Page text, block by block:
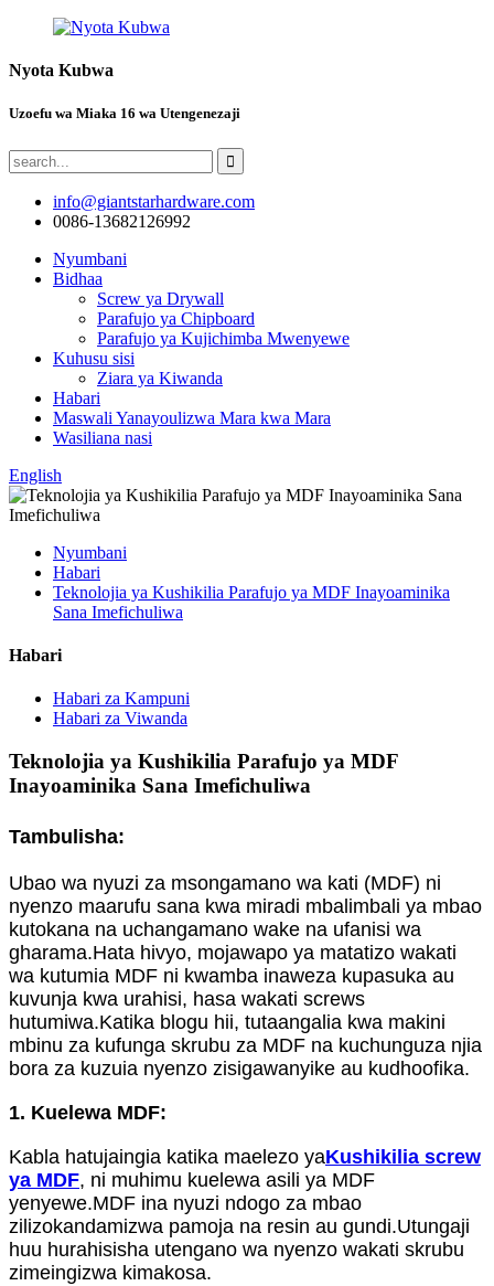
Nyota Kubwa
Uzoefu wa Miaka 16 wa Utengenezaji
info@giantstarhardware.com
0086-13682126992
Nyumbani
Bidhaa
Screw ya Drywall
Parafujo ya Chipboard
Parafujo ya Kujichimba Mwenyewe
Kuhusu sisi
Ziara ya Kiwanda
Habari
Maswali Yanayoulizwa Mara kwa Mara
Wasiliana nasi
English
Nyumbani
Habari
Teknolojia ya Kushikilia Parafujo ya MDF Inayoaminika
Sana Imefichuliwa
Habari
Habari za Kampuni
Habari za Viwanda
Teknolojia ya Kushikilia Parafujo ya MDF
Inayoaminika Sana Imefichuliwa
Tambulisha:
Ubao wa nyuzi za msongamano wa kati (MDF) ni
nyenzo maarufu sana kwa miradi mbalimbali ya mbao
kutokana na uchangamano wake na ufanisi wa
gharama.Hata hivyo, mojawapo ya matatizo wakati
wa kutumia MDF ni kwamba inaweza kupasuka au
kuvunja kwa urahisi, hasa wakati screws
hutumiwa.Katika blogu hii, tutaangalia kwa makini
mbinu za kufunga skrubu za MDF na kuchunguza njia
bora za kuzuia nyenzo zisigawanyike au kudhoofika.
1. Kuelewa MDF:
Kabla hatujaingia katika maelezo yaKushikilia screw
ya MDF, ni muhimu kuelewa asili ya MDF
yenyewe.MDF ina nyuzi ndogo za mbao
zilizokandamizwa pamoja na resin au gundi.Utungaji
huu hurahisisha utengano wa nyenzo wakati skrubu
zimeingizwa kimakosa.